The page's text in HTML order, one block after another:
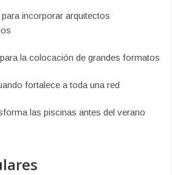
incorporar arquitectos
la colocación de grandes formatos
fortalece a toda una red
las piscinas antes del verano